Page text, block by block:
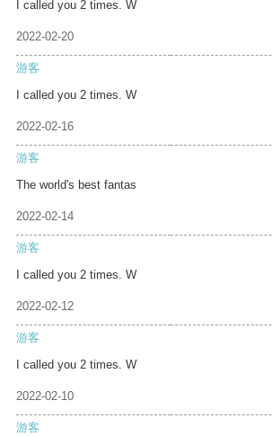
I called you 2 times. W
2022-02-20
游客
I called you 2 times. W
2022-02-16
游客
The world's best fantas
2022-02-14
游客
I called you 2 times. W
2022-02-12
游客
I called you 2 times. W
2022-02-10
游客